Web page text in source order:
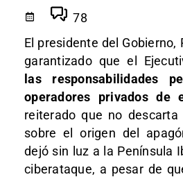
78
El presidente del Gobierno,
garantizado que el
las responsabilidades
operadores privados de
reiterado que no descarta
sobre el origen del
dejó sin luz a la Península
ciberataque, a pesar de